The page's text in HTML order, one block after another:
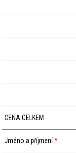
CENA CELKEM
Jméno a příjmení*